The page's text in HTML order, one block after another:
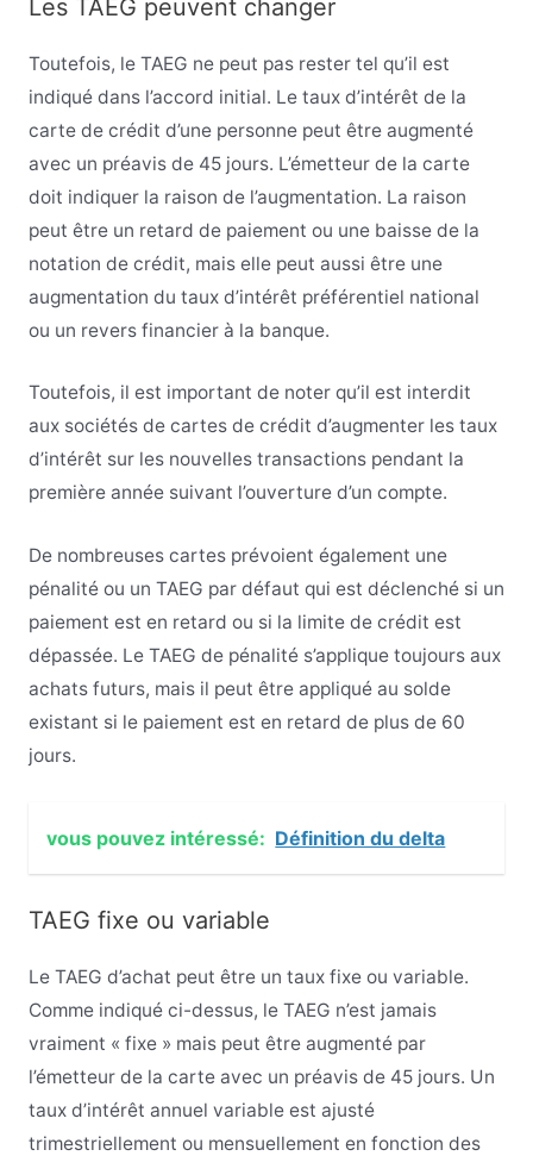
Les TAEG peuvent changer
Toutefois, le TAEG ne peut pas rester tel qu’il est
indiqué dans l’accord initial. Le taux d’intérêt de la
carte de crédit d’une personne peut être augmenté
avec un préavis de 45 jours. L’émetteur de la carte
doit indiquer la raison de l’augmentation. La raison
peut être un retard de paiement ou une baisse de la
notation de crédit, mais elle peut aussi être une
augmentation du taux d’intérêt préférentiel national
ou un revers financier à la banque.
Toutefois, il est important de noter qu’il est interdit
aux sociétés de cartes de crédit d’augmenter les taux
d’intérêt sur les nouvelles transactions pendant la
première année suivant l’ouverture d’un compte.
De nombreuses cartes prévoient également une
pénalité ou un TAEG par défaut qui est déclenché si un
paiement est en retard ou si la limite de crédit est
dépassée. Le TAEG de pénalité s’applique toujours aux
achats futurs, mais il peut être appliqué au solde
existant si le paiement est en retard de plus de 60
jours.
vous pouvez intéressé: Définition du delta
TAEG fixe ou variable
Le TAEG d’achat peut être un taux fixe ou variable.
Comme indiqué ci-dessus, le TAEG n’est jamais
vraiment « fixe » mais peut être augmenté par
l’émetteur de la carte avec un préavis de 45 jours. Un
taux d’intérêt annuel variable est ajusté
trimestriellement ou mensuellement en fonction des